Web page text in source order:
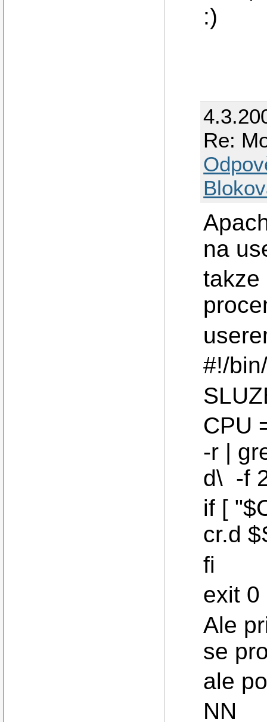
:)
Re:
na
takze
#!/
CPU
-r |
d\ -f
if [
cr.d
fi
exit 0
Ale
se
ale
NN